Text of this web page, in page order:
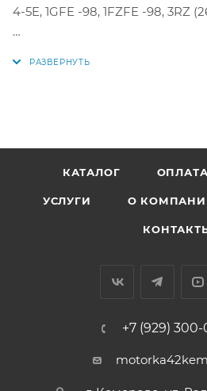
4-5E, 1GFE -98, 1FZFE -98, 3RZ
КАТАЛОГ
УСЛУГИ О
+7 (929)